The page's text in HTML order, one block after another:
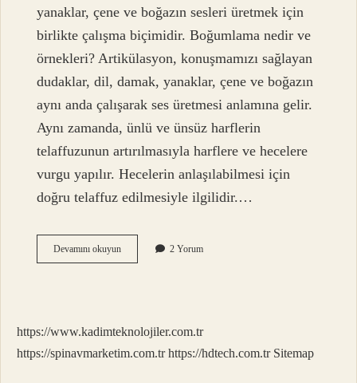
yanaklar, çene ve boğazın sesleri üretmek için
birlikte çalışma biçimidir. Boğumlama nedir ve
örnekleri? Artikülasyon, konuşmamızı sağlayan
dudaklar, dil, damak, yanaklar, çene ve boğazın
aynı anda çalışarak ses üretmesi anlamına gelir.
Aynı zamanda, ünlü ve ünsüz harflerin
telaffuzunun artırılmasıyla harflere ve hecelere
vurgu yapılır. Hecelerin anlaşılabilmesi için
doğru telaffuz edilmesiyle ilgilidir.…
Devamını okuyunBoğumlama
Ve
2 Yorum
https://www.kadimteknolojiler.com.tr
https://spinavmarketim.com.tr https://hdtech.com.tr Sitemap